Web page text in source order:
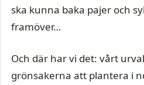
ska kunna baka pajer och
framöver…
Och där har vi det: vårt
grönsakerna att plantera i